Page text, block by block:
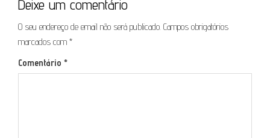
Deixe um comentário
O seu endereço de email não será publicado. Campos obrigatórios
marcados com *
Comentário *